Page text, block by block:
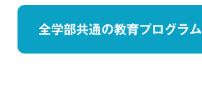
全学部共通の教育プログラム